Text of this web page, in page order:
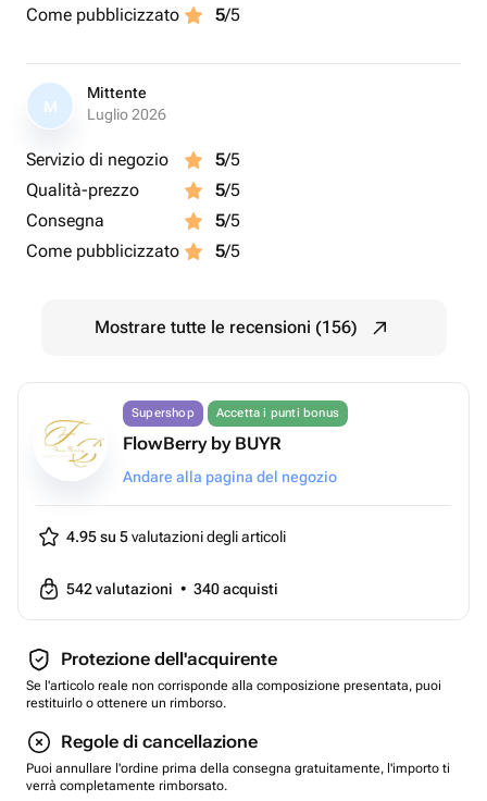
Come pubblicizzato
5/5
M
Mittente
Luglio 2026
Servizio di negozio 5/5
Qualità-prezzo
5/5
Consegna
5/5
Come pubblicizzato
5/5
Mostrare tutte le recensioni (156)
Supershop Accetta i punti bonus
FlowBerry by BUYR
Andare alla pagina del negozio
4.95 su 5valutazioni degli articoli
542valutazioni • 340acquisti
Protezione dell'acquirente
Se l'articolo reale non corrisponde alla composizione presentata, puoi
restituirlo o ottenere un rimborso.
Regole di cancellazione
Puoi annullare l'ordine prima della consegna gratuitamente, l'importo ti
verrà completamente rimborsato.